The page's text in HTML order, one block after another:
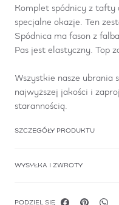
Komplet spódnicy z
specjalne okazje. Ten
Spódnica ma fason z
Pas jest elastyczny. Top
Wszystkie nasze ubrania
najwyższej jakości i
starannością.
SZCZEGÓŁY PRODUKTU
WYSYŁKA I ZWROTY
PODZIEL SIĘ